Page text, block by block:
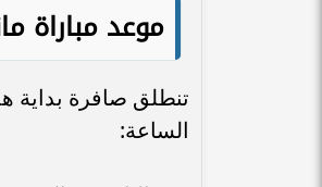
موعد مباراة
الساعة: